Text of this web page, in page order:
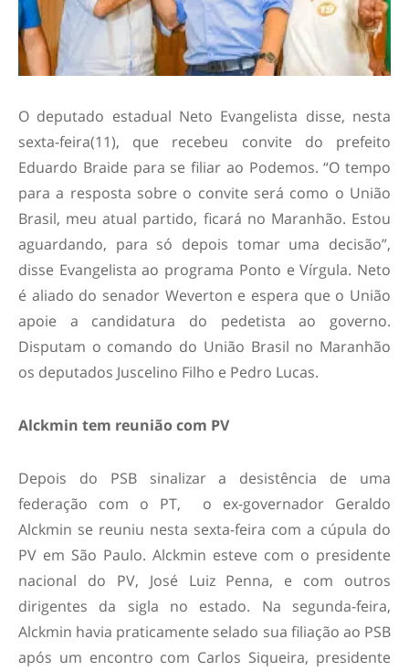
O deputado estadual Neto Evangelista disse, nesta
sexta-feira(11), que recebeu convite do prefeito
Eduardo Braide para se filiar ao Podemos. “O tempo
para a resposta sobre o convite será como o União
Brasil, meu atual partido, ficará no Maranhão. Estou
aguardando, para só depois tomar uma decisão”,
disse Evangelista ao programa Ponto e Vírgula. Neto
é aliado do senador Weverton e espera que o União
apoie a candidatura do pedetista ao governo.
Disputam o comando do União Brasil no Maranhão
os deputados Juscelino Filho e Pedro Lucas.
Alckmin tem reunião com PV
Depois do PSB sinalizar a desistência de uma
federação com o PT, o ex-governador Geraldo
Alckmin se reuniu nesta sexta-feira com a cúpula do
PV em São Paulo. Alckmin esteve com o presidente
nacional do PV, José Luiz Penna, e com outros
dirigentes da sigla no estado. Na segunda-feira,
Alckmin havia praticamente selado sua filiação ao PSB
após um encontro com Carlos Siqueira, presidente